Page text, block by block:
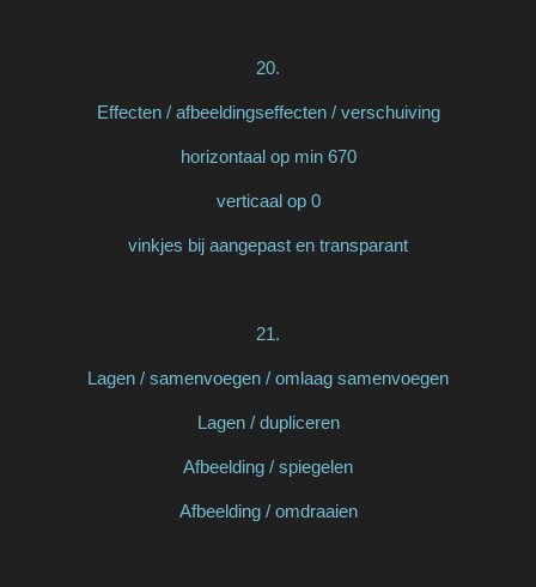
20.
Effecten / afbeeldingseffecten / verschuiving
horizontaal op min 670
verticaal op 0
vinkjes bij aangepast en transparant
21.
Lagen / samenvoegen / omlaag samenvoegen
Lagen / dupliceren
Afbeelding / spiegelen
Afbeelding / omdraaien